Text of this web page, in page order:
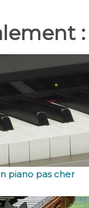
:
piano pas cher